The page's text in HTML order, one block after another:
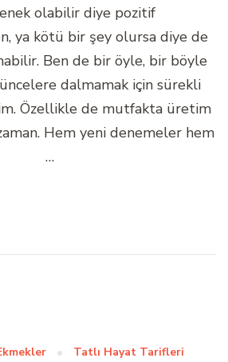
olabilir diye pozitif
ya kötü bir şey olursa diye de
Ben de bir öyle, bir böyle
dalmamak için sürekli
Özellikle de mutfakta üretim
Hem yeni denemeler hem
…
Tatlı Hayat Tarifleri